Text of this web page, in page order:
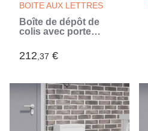
BOITE AUX LETTRES
Boîte de dépôt de
colis avec porte
110,5 cm (Argent)
212,37 €